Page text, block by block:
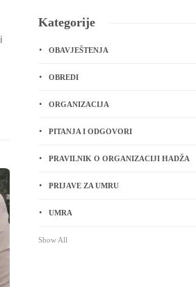
Kategorije
OBAVJEŠTENJA
OBREDI
ORGANIZACIJA
PITANJA I ODGOVORI
PRAVILNIK O ORGANIZACIJI HADŽA
PRIJAVE ZA UMRU
UMRA
Show All